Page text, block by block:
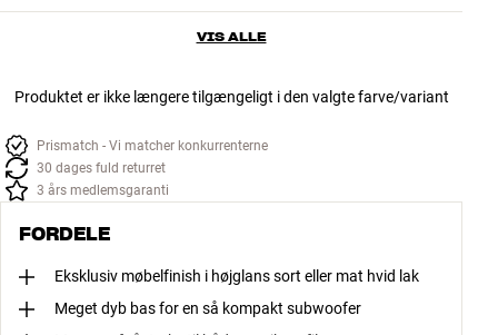
VIS ALLE
Produktet er ikke længere tilgængeligt i den valgte farve/variant
Prismatch - Vi matcher konkurrenterne
30 dages fuld returret
3 års medlemsgaranti
FORDELE
Eksklusiv møbelfinish i højglans sort eller mat hvid lak
Meget dyb bas for en så kompakt subwoofer